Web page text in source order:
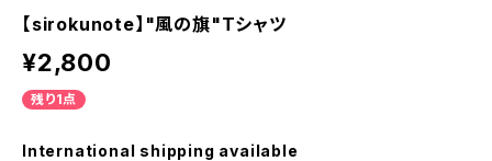
【sirokunote】"風の旗"Tシャツ
¥2,800
残り1点
International shipping available